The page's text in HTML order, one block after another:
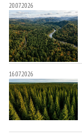
20.07.2026
16.07.2026